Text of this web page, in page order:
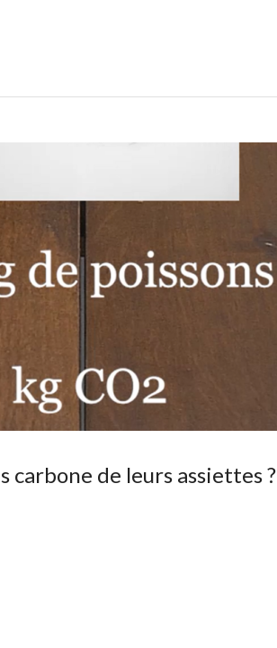
de leurs assiettes ?